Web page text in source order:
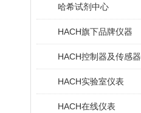
哈希试剂中心
HACH旗下品牌仪器
HACH控制器及传感器
HACH实验室仪表
HACH在线仪表